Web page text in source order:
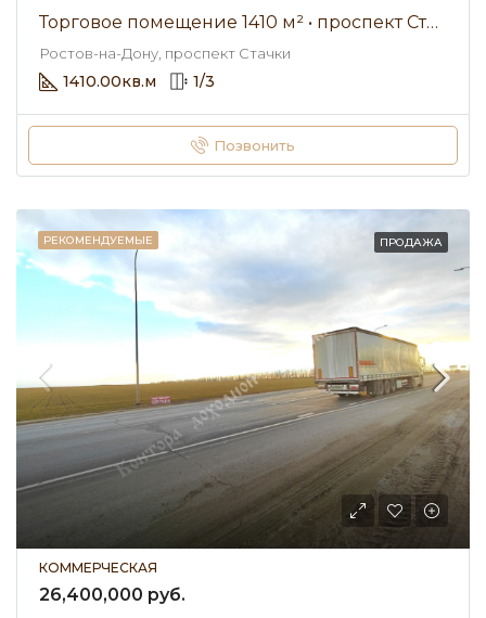
Торговое помещение 1410 м² • проспект Стачки • Аренда 500 ₽/мес
Ростов-на-Дону, проспект Стачки
1410.00кв.м 1/3
Позвонить
РЕКОМЕНДУЕМЫЕ ПРОДАЖА
КОММЕРЧЕСКАЯ
26,400,000 руб.